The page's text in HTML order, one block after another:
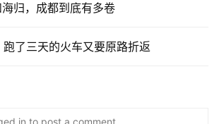
归，成都到底有多卷
了三天的火车又要原路折返